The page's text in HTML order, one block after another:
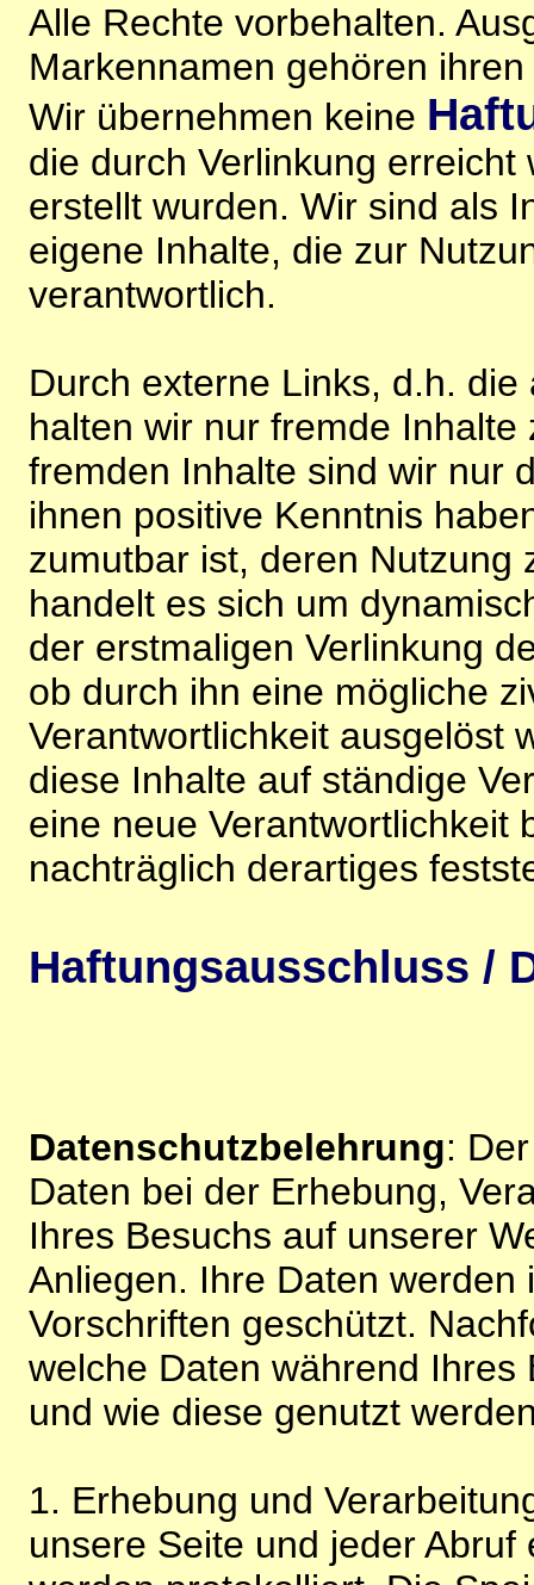
Alle Rechte vorbehalten.
Markennamen gehören
Wir übernehmen keine
die durch Verlinkung
erstellt wurden. Wir sind als
eigene Inhalte, die zur
verantwortlich.
Durch externe Links, d.h.
halten wir nur fremde
fremden Inhalte sind wir nur
ihnen positive Kenntnis
zumutbar ist, deren Nutzung
handelt es sich um
der erstmaligen Verlinkung
ob durch ihn eine mögliche
Verantwortlichkeit ausgelöst
diese Inhalte auf ständige
eine neue Verantwortlichkeit
nachträglich derartiges
Haftungsausschluss /
Datenschutzbelehrung:
Daten bei der Erhebung,
Ihres Besuchs auf unserer
Anliegen. Ihre Daten
Vorschriften geschützt.
welche Daten während
und wie diese genutzt
1. Erhebung und
unsere Seite und jeder